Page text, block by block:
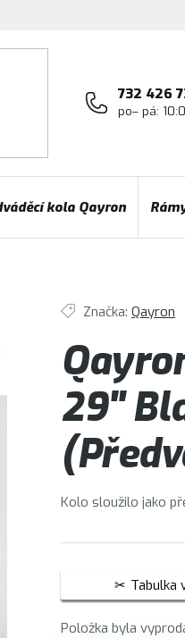
732 426
po– pá:
kola Qayron
29"
Značka:Qayron
Kolo sloužilo jako
Tabulka
Položka byla